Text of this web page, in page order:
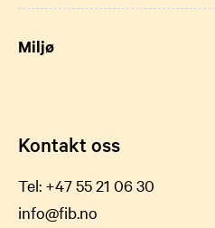
Miljø
Kontakt oss
Tel: +47 55 21 06 30
info@fib.no